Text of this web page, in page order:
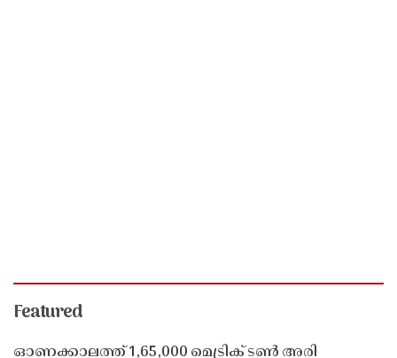
Featured
ഓണക്കാലത്ത് 1,65,000 മെട്രിക് ടൺ അരി